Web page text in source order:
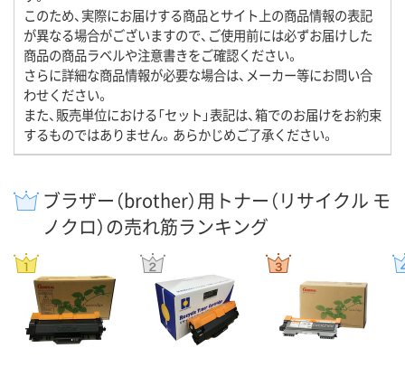
このため、実際にお届けする商品とサイト上の商品情報の表記
が異なる場合がございますので、ご使用前には必ずお届けした
商品の商品ラベルや注意書きをご確認ください。
さらに詳細な商品情報が必要な場合は、メーカー等にお問い合
わせください。
また、販売単位における「セット」表記は、箱でのお届けをお約束
するものではありません。あらかじめご了承ください。
ブラザー（brother）用トナー（リサイクル モ
ノクロ）の売れ筋ランキング